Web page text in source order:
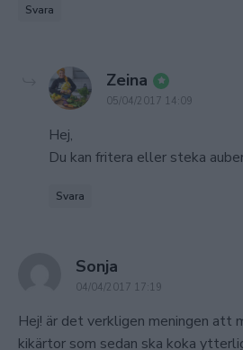
Svara
Zeina says:
05/04/2017 14:09
Hej,
Du kan fritera eller steka
Svara
Sonja
04/04/2017 17:19
Hej! är det verkligen meningen att
kikärtor som sedan ska koka